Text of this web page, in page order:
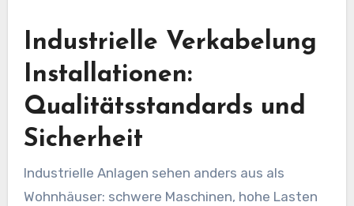
Industrielle Verkabelung
Installationen:
Qualitätsstandards und
Sicherheit
Industrielle Anlagen sehen anders aus als
Wohnhäuser: schwere Maschinen, hohe Lasten